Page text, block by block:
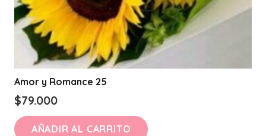
Amor y Romance 25
$79.000
AÑADIR AL CARRITO